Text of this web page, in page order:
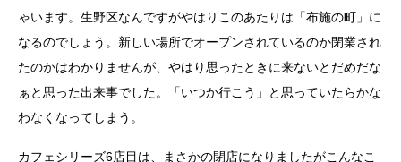
ゃいます。生野区なんですがやはりこのあたりは「布施の町」に
なるのでしょう。新しい場所でオープンされているのか閉業され
たのかはわかりませんが、やはり思ったときに来ないとだめだな
ぁと思った出来事でした。「いつか行こう」と思っていたらかな
わなくなってしまう。
カフェシリーズ6店目は、まさかの閉店になりましたがこんなこ